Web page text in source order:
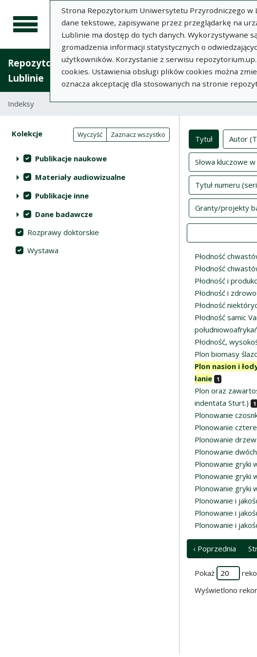
Strona Repozytorium Uniwersytetu Przyrodniczego w
dane tekstowe, zapisywane przez przeglądarkę na
Lublinie ma dostęp do tych danych. Wykorzystywane
gromadzenia informacji statystycznych o
użytkowników. Korzystanie z serwisu
cookies. Ustawienia obsługi plików cookies można
oznacza akceptację dla stosowanych na stronie
Repozytorium Uniwersytetu Przyrodniczego w
Lublinie
Indeksy
Akcje na kolekcjach Wyczyść Zaznacz wszystko
Kolekcje (automatyczne przeładowanie treści)
Publikacje naukowe
Materiały audiowizualne
Publikacje inne
Dane badawcze
Rozprawy doktorskie
Wystawa
Indeksy
Tytuł Autor
Słowa kluczowe
Tytuł numeru
Granty/projekty
Płodność
Płodność
Płodność i
Płodność i
Płodność
Płodność samic
Płodność,
Plon biomasy
Plon nasion i
łanie
1
Plon oraz
indentata Sturt.)
1
Plonowanie
Plonowanie
Plonowanie
Plonowanie
Plonowanie gryki
Plonowanie gryki
Plonowanie gryki
Plonowanie i
Plonowanie i
Plonowanie i
‹ Poprzednia
Pokaż
Wyświetlono